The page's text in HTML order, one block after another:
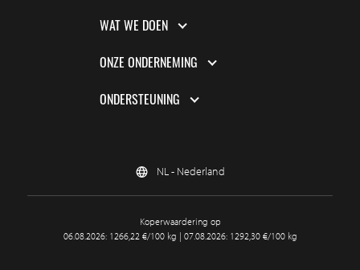
WAT WE DOEN
ONZE ONDERNEMING
ONDERSTEUNING
NL - Nederland
Koperwaardering op
06.08.2026: 1266,22 €/100 kg | 07.08.2026: 1292,30 €/100 kg